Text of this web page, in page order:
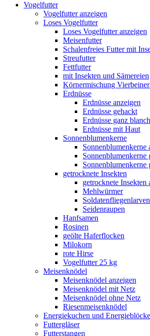
Vogelfutter
Vogelfutter anzeigen
Loses Vogelfutter
Loses Vogelfutter anzeigen
Meisenfutter
Schalenfreies Futter mit
Streufutter
Fettfutter
mit Insekten und Sämereien
Körnermischung
Erdnüsse
Erdnüsse anzeigen
Erdnüsse gehackt
Erdnüsse ganz
Erdnüsse mit Haut
Sonnenblumenkerne
Sonnenblumenkerne
Sonnenblumenkerne
Sonnenblumenkerne
getrocknete Insekten
getrocknete Insekten
Mehlwürmer
Soldatenfliegenlarven
Seidenraupen
Hanfsamen
Rosinen
geölte Haferflocken
Milokorn
rote Hirse
Vogelfutter 25 kg
Meisenknödel
Meisenknödel anzeigen
Meisenknödel mit Netz
Meisenknödel ohne Netz
Riesenmeisenknödel
Energiekuchen und Energieblöcke
Futtergläser
Futterstangen